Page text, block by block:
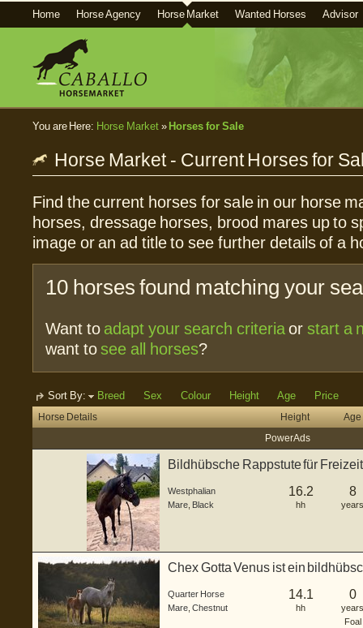
Home Horse Agency Horse Market Wanted Horses Advisor
You are Here: Horse Market» Horses for Sale
Horse Market - Current Horses for
Find the current horses for sale in our horse
horses, dressage horses, brood mares up to
image or an ad title to see further details of a
10 horses found matching your
Want to adapt your search criteriaor start a
want tosee all horses?
Sort By: Breed Sex Colour Height Age Price
Horse Details Height
Age
Power Ads
Bildhübsche Rappstute für
Westphalian
Mare Black
16.2
hh
8
years
Chex Gotta Venus ist ein
Quarter Horse
Mare Chestnut
14.1
hh
0
years
Foal